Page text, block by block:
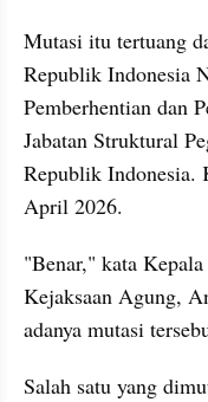
Mutasi itu tertuang
Republik Indonesia
Pemberhentian dan
Jabatan Struktural
Republik Indonesia.
April 2026.
"Benar," kata
Kejaksaan Agung,
adanya mutasi
Salah satu yang